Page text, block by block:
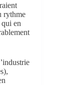
rythme
en